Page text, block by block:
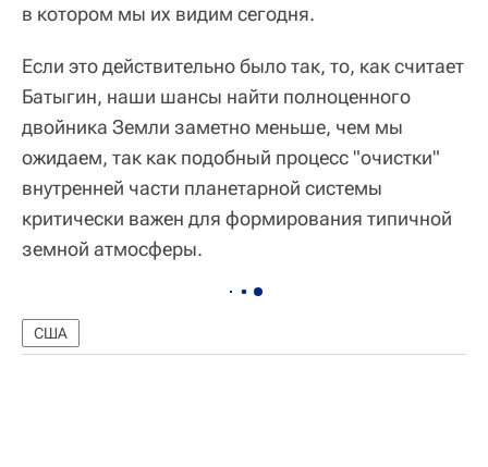
в котором мы их видим сегодня.
Если это действительно было так, то, как считает
Батыгин, наши шансы найти полноценного
двойника Земли заметно меньше, чем мы
ожидаем, так как подобный процесс "очистки"
внутренней части планетарной системы
критически важен для формирования типичной
земной атмосферы.
США